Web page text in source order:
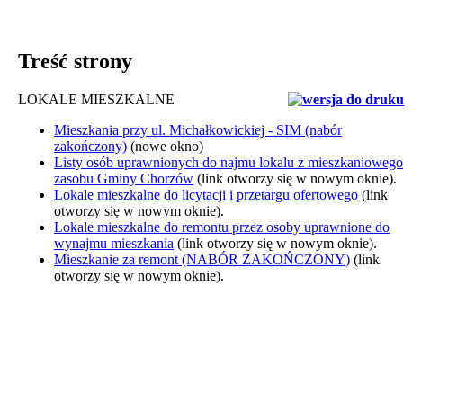
Treść strony
LOKALE MIESZKALNE
Mieszkania przy ul. Michałkowickiej - SIM (nabór
zakończony) (nowe okno)
Listy osób uprawnionych do najmu lokalu z mieszkaniowego
zasobu Gminy Chorzów (link otworzy się w nowym oknie).
Lokale mieszkalne do licytacji i przetargu ofertowego (link
otworzy się w nowym oknie).
Lokale mieszkalne do remontu przez osoby uprawnione do
wynajmu mieszkania (link otworzy się w nowym oknie).
Mieszkanie za remont (NABÓR ZAKOŃCZONY) (link
otworzy się w nowym oknie).